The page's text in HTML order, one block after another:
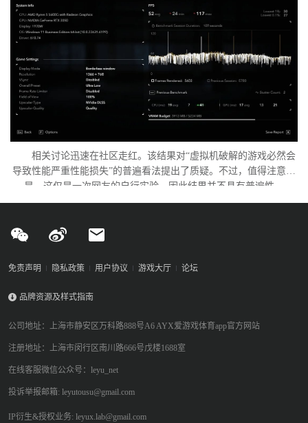
相关讨论迅速在社区走红。该结果对“虚拟机破解的游戏必然会
导致性能严重性能损失”的普遍看法提出了质疑。不过，值得注意的
是，这仅是一次网友的自行实验，因此结果并不具有普遍性。
免责声明 隐私政策 用户协议 游戏大厅 论坛
品牌资源及样式指南
公司地址：上海市静安区万科路888号A6 AYX爱游戏体育app官方网站
注册地址：上海市闵行区南川路666号戊楼1688室
在线客服微信公众号：leyu_net
投诉举报邮箱: leyutousu@gmail.com
IP衍生&授权业务: leyux.lab@gmail.com